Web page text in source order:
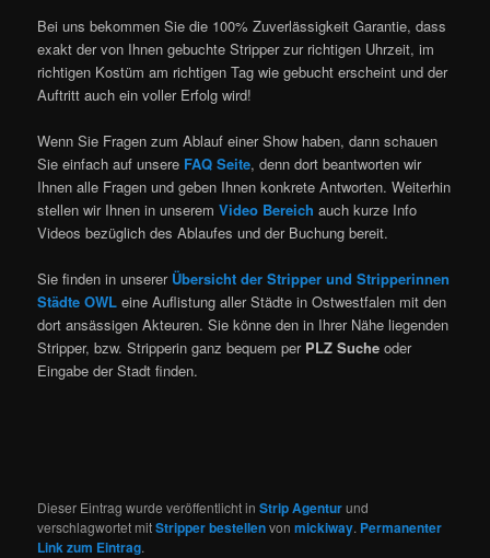
Bei uns bekommen Sie die 100% Zuverlässigkeit Garantie, dass
exakt der von Ihnen gebuchte Stripper zur richtigen Uhrzeit, im
richtigen Kostüm am richtigen Tag wie gebucht erscheint und der
Auftritt auch ein voller Erfolg wird!
Wenn Sie Fragen zum Ablauf einer Show haben, dann schauen
Sie einfach auf unsere FAQ Seite, denn dort beantworten wir
Ihnen alle Fragen und geben Ihnen konkrete Antworten. Weiterhin
stellen wir Ihnen in unseremVideo Bereich auch kurze Info
Videos bezüglich des Ablaufes und der Buchung bereit.
Sie finden in unserer Übersicht der Stripper und Stripperinnen
Städte OWL eine Auflistung aller Städte in Ostwestfalen mit den
dort ansässigen Akteuren. Sie könne den in Ihrer Nähe liegenden
Stripper, bzw. Stripperin ganz bequem per PLZ Suche oder
Eingabe der Stadt finden.
Dieser Eintrag wurde veröffentlicht inStrip Agenturund
verschlagwortet mitStripper bestellenvonmickiway. Permanenter
Link zum Eintrag.